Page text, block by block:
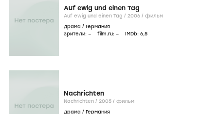
Auf ewig und einen Tag
Auf ewig und einen Tag / 2006 / фильм
драма / Германия
зрители: – film.ru: – IMDb: 6,5
Nachrichten
Nachrichten / 2005 / фильм
драма / Германия